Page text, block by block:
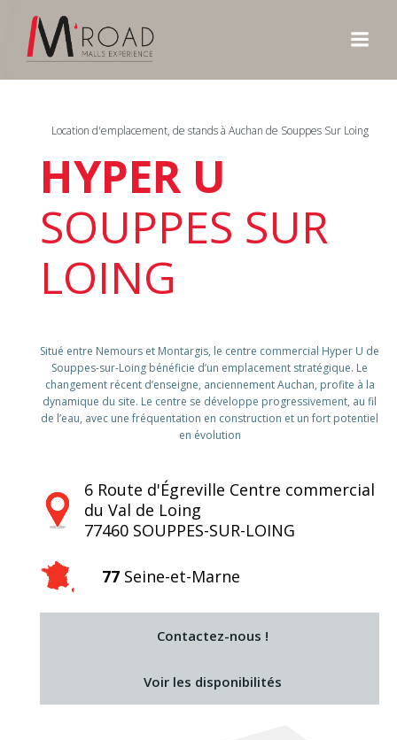
Location d'emplacement, de stands à Auchan de Souppes Sur Loing
HYPER U
SOUPPES SUR
LOING
Situé entre Nemours et Montargis, le centre commercial Hyper U de
Souppes-sur-Loing bénéficie d’un emplacement stratégique. Le
changement récent d’enseigne, anciennement Auchan, profite à la
dynamique du site. Le centre se développe progressivement, au fil
de l’eau, avec une fréquentation en construction et un fort potentiel
en évolution
6 Route d'Égreville Centre commercial
du Val de Loing
77460 SOUPPES-SUR-LOING
77 Seine-et-Marne
Contactez-nous !
Voir les disponibilités